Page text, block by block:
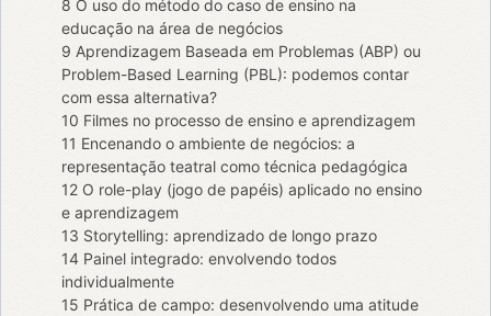
8 O uso do método do caso de ensino na
educação na área de negócios
9 Aprendizagem Baseada em Problemas (ABP) ou
Problem-Based Learning (PBL): podemos contar
com essa alternativa?
10 Filmes no processo de ensino e aprendizagem
11 Encenando o ambiente de negócios: a
representação teatral como técnica pedagógica
12 O role-play (jogo de papéis) aplicado no ensino
e aprendizagem
13 Storytelling: aprendizado de longo prazo
14 Painel integrado: envolvendo todos
individualmente
15 Prática de campo: desenvolvendo uma atitude